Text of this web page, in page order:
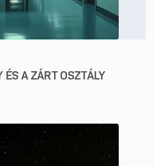
ÉS A ZÁRT OSZTÁLY